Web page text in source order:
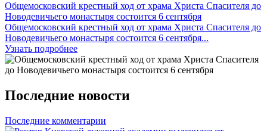
Общемосковский крестный ход от храма Христа Спасителя до
Новодевичьего монастыря состоится 6 сентября
Общемосковский крестный ход от храма Христа Спасителя до
Новодевичьего монастыря состоится 6 сентября...
Узнать подробнее
Последние новости
Последние комментарии